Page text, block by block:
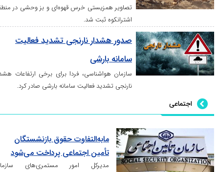
تصاویر همزیستی خرس قهوه‌ای و بز وحشی در منطقه
اشترانکوه ثبت شد.
صدور هشدار نارنجی تشدید فعالیت
سامانه بارشی
سازمان هواشناسی، فردا برای برخی ارتفاعات هشدار
نارنجی تشدید فعالیت سامانه بارشی صادر کرد.
مابه‌التفاوت حقوق بازنشستگان
تأمین اجتماعی پرداخت می‌شود
مدیرکل امور مستمری‌های سازمان